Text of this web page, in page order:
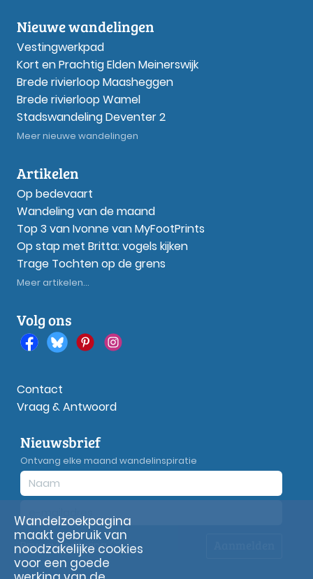
Nieuwe wandelingen
Vestingwerkpad
Kort en Prachtig Elden Meinerswijk
Brede rivierloop Maasheggen
Brede rivierloop Wamel
Stadswandeling Deventer 2
Meer nieuwe wandelingen
Artikelen
Op bedevaart
Wandeling van de maand
Top 3 van Ivonne van MyFootPrints
Op stap met Britta: vogels kijken
Trage Tochten op de grens
Meer artikelen...
Volg ons
Contact
Vraag & Antwoord
Nieuwsbrief
Ontvang elke maand wandelinspiratie
Privacyverklaring
Wandelzoekpagina
maakt gebruik van
noodzakelijke cookies
voor een goede